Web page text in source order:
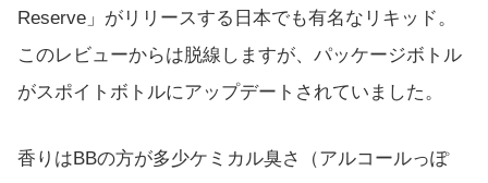
Reserve」がリリースする日本でも有名なリキッド。
このレビューからは脱線しますが、パッケージボトル
がスポイトボトルにアップデートされていました。
香りはBBの方が多少ケミカル臭さ（アルコールっぽ